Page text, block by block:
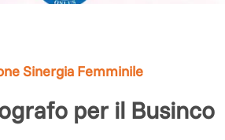
Sinergia Femminile
per il Businco